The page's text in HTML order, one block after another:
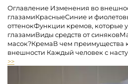
Оглавление Изменения во
глазамиКрасныеСиние и
оттенокФункции кремов, которые
глазамиВиды средств от
масок?КремаВ чем преимущества
внешности Каждый человек с
>>